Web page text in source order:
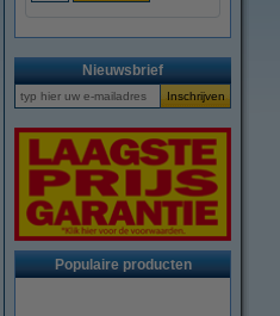
Nieuwsbrief
Populaire producten